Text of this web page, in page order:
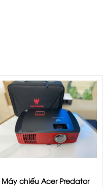
Máy chiếu Acer Predator